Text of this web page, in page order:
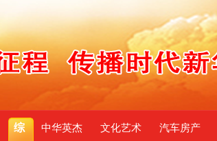
综
中华英杰 文化艺术 汽车房产